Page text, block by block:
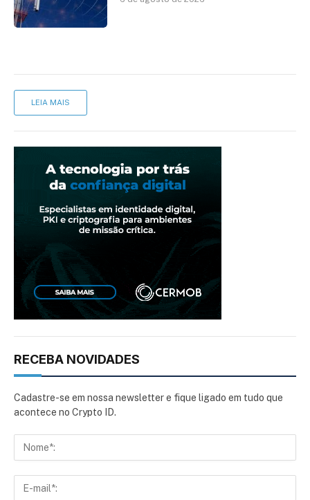
mantém desafio
LEIA MAIS
RECEBA NOVIDADES
Cadastre-se em nossa newsletter e fique ligado em tudo que
acontece no Crypto ID.